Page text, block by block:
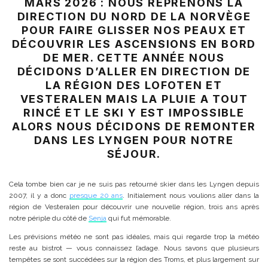
MARS 2026 : NOUS REPRENONS LA
DIRECTION DU NORD DE LA NORVÈGE
POUR FAIRE GLISSER NOS PEAUX ET
DÉCOUVRIR LES ASCENSIONS EN BORD
DE MER. CETTE ANNÉE NOUS
DÉCIDONS D’ALLER EN DIRECTION DE
LA RÉGION DES LOFOTEN ET
VESTERALEN MAIS LA PLUIE A TOUT
RINCÉ ET LE SKI Y EST IMPOSSIBLE
ALORS NOUS DÉCIDONS DE REMONTER
DANS LES LYNGEN POUR NOTRE
SÉJOUR.
Cela tombe bien car je ne suis pas retourné skier dans les Lyngen depuis
2007, il y a donc presque 20 ans. Initialement nous voulions aller dans la
région de Vesteralen pour découvrir une nouvelle région, trois ans après
notre périple du côté de Senja qui fut mémorable.
Les prévisions météo ne sont pas idéales, mais qui regarde trop la météo
reste au bistrot — vous connaissez l’adage. Nous savons que plusieurs
tempêtes se sont succédées sur la région des Troms, et plus largement sur